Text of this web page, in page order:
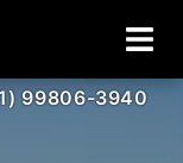
99806-3940